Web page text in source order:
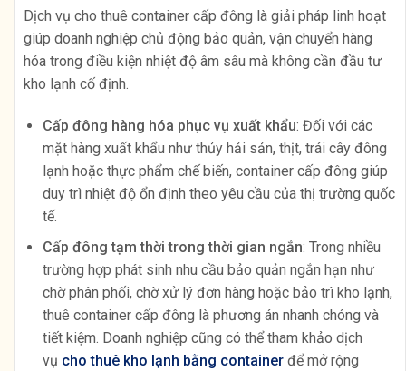
Dịch vụ cho thuê container cấp đông là giải pháp linh hoạt
giúp doanh nghiệp chủ động bảo quản, vận chuyển hàng
hóa trong điều kiện nhiệt độ âm sâu mà không cần đầu tư
kho lạnh cố định.
Cấp đông hàng hóa phục vụ xuất khẩu: Đối với các
mặt hàng xuất khẩu như thủy hải sản, thịt, trái cây đông
lạnh hoặc thực phẩm chế biến, container cấp đông giúp
duy trì nhiệt độ ổn định theo yêu cầu của thị trường quốc
tế.
Cấp đông tạm thời trong thời gian ngắn: Trong nhiều
trường hợp phát sinh nhu cầu bảo quản ngắn hạn như
chờ phân phối, chờ xử lý đơn hàng hoặc bảo trì kho lạnh,
thuê container cấp đông là phương án nhanh chóng và
tiết kiệm. Doanh nghiệp cũng có thể tham khảo dịch
vụ cho thuê kho lạnh bằng containerđể mở rộng